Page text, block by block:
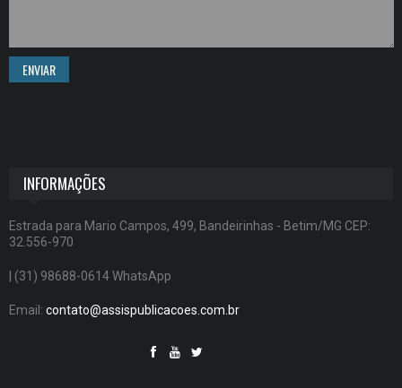
ENVIAR
INFORMAÇÕES
Estrada para Mario Campos, 499, Bandeirinhas - Betim/MG CEP:
32.556-970
| (31) 98688-0614 WhatsApp
Email: contato@assispublicacoes.com.br